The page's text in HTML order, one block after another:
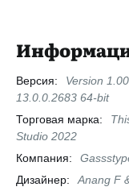
Версия:
Version
13.0.0.2683 64-bit
Торговая марка:
Studio 2022
Компания:
Дизайнер:
Anang F